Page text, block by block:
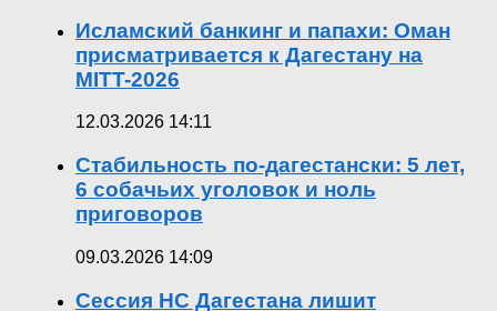
Исламский банкинг и папахи: Оман
присматривается к Дагестану на
MITT-2026
12.03.2026 14:11
Стабильность по-дагестански: 5 лет,
6 собачьих уголовок и ноль
приговоров
09.03.2026 14:09
Сессия НС Дагестана лишит